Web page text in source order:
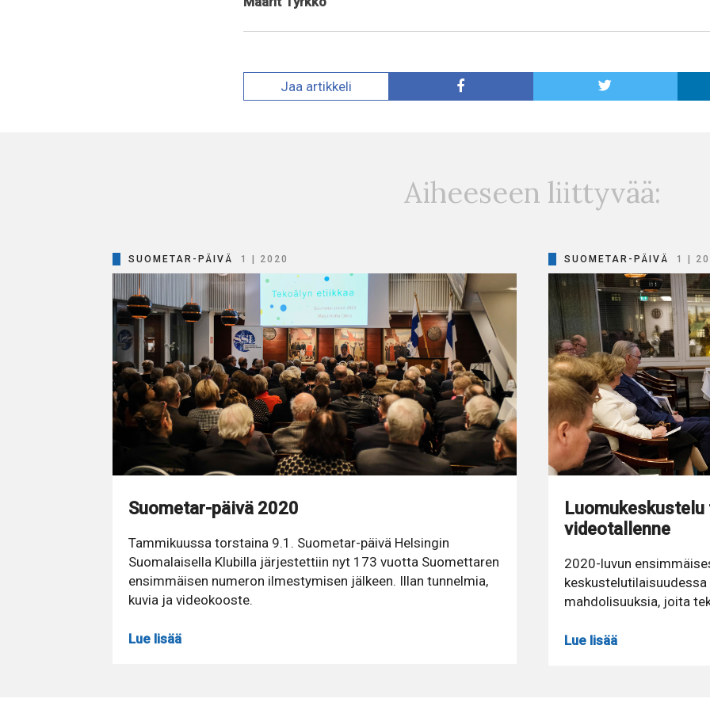
Jaaartikkeli
Aiheeseen liittyvää:
SUOMETAR-PÄIVÄ 1 | 2020
Suometar-päivä 2020
Tammikuussa torstaina 9.1. Suometar-päivä Helsingin
Suomalaisella Klubilla järjestettiin nyt 173 vuotta Suomettaren
ensimmäisen numeron ilmestymisen jälkeen. Illan tunnelmia,
kuvia ja videokooste.
Lue lisää
SUOMETAR-PÄIVÄ 1 |
videotallenne
2020-luvun
mahdolisuuksia, joita
Lue lisää